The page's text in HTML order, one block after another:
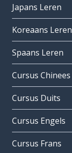
Japans Leren
Koreaans Leren
Spaans Leren
Cursus Chinees
Cursus Duits
Cursus Engels
Cursus Frans